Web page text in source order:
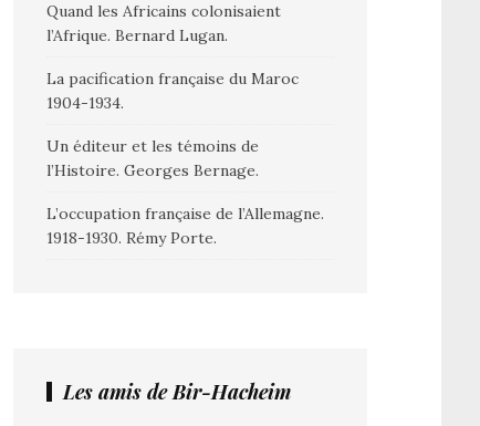
Quand les Africains colonisaient
l’Afrique. Bernard Lugan.
La pacification française du Maroc
1904-1934.
Un éditeur et les témoins de
l’Histoire. Georges Bernage.
L’occupation française de l’Allemagne.
1918-1930. Rémy Porte.
Les amis de Bir-Hacheim